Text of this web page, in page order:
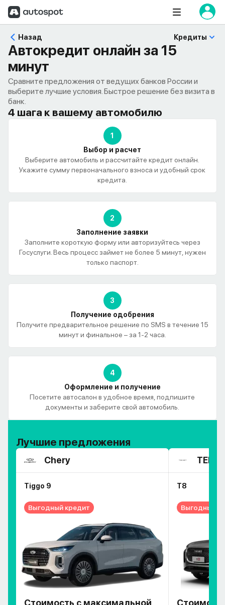
Назад Кредиты
Автокредит онлайн за 15
минут
Сравните предложения от ведущих банков России и
выберите лучшие условия. Быстрое решение без визита в
банк.
4 шага к вашему автомобилю
1
Выбор и расчет
Выберите автомобиль и рассчитайте кредит онлайн.
Укажите сумму первоначального взноса и удобный срок
кредита.
2
Заполнение заявки
Заполните короткую форму или авторизуйтесь через
Госуслуги. Весь процесс займет не более 5 минут, нужен
только паспорт.
3
Получение одобрения
Получите предварительное решение по SMS в течение 15
минут и финальное – за 1-2 часа.
4
Оформление и получение
Посетите автосалон в удобное время, подпишите
документы и заберите свой автомобиль.
Лучшие предложения
Chery
Tiggo 9
Выгодный кредит
Стоимость с максимальной
TENET
T8
Выгодный